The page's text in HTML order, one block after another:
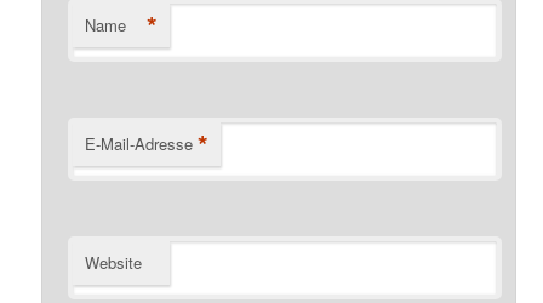
Name *
E-Mail-Adresse *
Website